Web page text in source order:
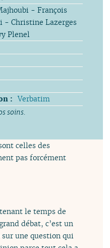
- François
- Christine Lazerges
Plenel
: Verbatim
soins.
celles des
pas forcément
le temps de
débat, c’est un
une question qui